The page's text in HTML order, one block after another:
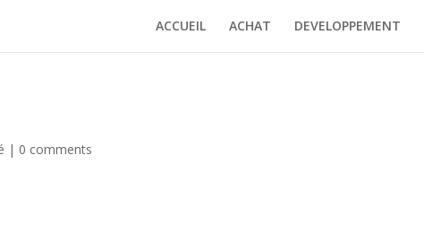
ACCUEIL ACHAT DEVELOPPEMENT
| 0 comments